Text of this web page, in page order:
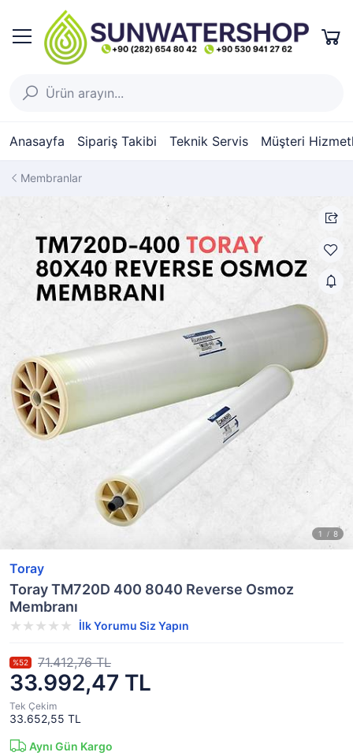
Anasayfa Sipariş Takibi Teknik Servis Müşteri
Membranlar
Toray
Toray TM720D 400 8040 Reverse Osmoz
Membranı
İlk Yorumu Siz Yapın
33.992,47 TL
%52 71.412,76 TL
Tek Çekim
33.652,55 TL
Aynı Gün Kargo